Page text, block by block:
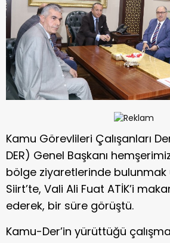
Kamu Görevlileri Çalışanları
DER) Genel Başkanı
bölge ziyaretlerinde bulunmak
Siirt’te, Vali Ali Fuat ATİK’i
ederek, bir süre görüştü.
Kamu-Der’in yürüttüğü